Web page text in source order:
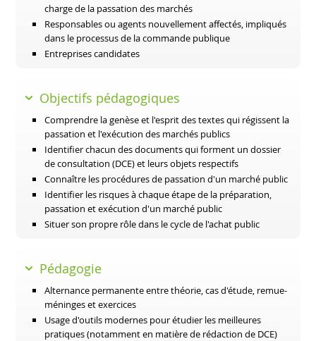
charge de la passation des marchés
Responsables ou agents nouvellement affectés, impliqués
dans le processus de la commande publique
Entreprises candidates
Objectifs pédagogiques
Comprendre la genèse et l'esprit des textes qui régissent la
passation et l'exécution des marchés publics
Identifier chacun des documents qui forment un dossier
de consultation (DCE) et leurs objets respectifs
Connaître les procédures de passation d'un marché public
Identifier les risques à chaque étape de la préparation,
passation et exécution d'un marché public
Situer son propre rôle dans le cycle de l'achat public
Pédagogie
Alternance permanente entre théorie, cas d'étude, remue-
méninges et exercices
Usage d'outils modernes pour étudier les meilleures
pratiques (notamment en matière de rédaction de DCE)